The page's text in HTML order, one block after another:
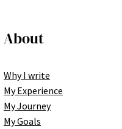
About
Why I write
My Experience
My Journey
My Goals